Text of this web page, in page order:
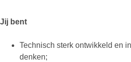
Jij bent
Technisch sterk ontwikkeld en
denken;